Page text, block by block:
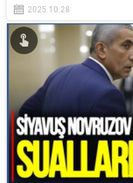
2025.10.28